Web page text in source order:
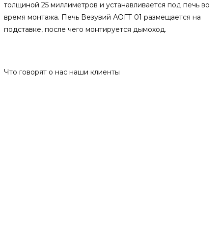
толщиной 25 миллиметров и устанавливается под печь во
время монтажа. Печь Везувий АОГТ 01 размещается на
подставке, после чего монтируется дымоход.
Что говорят о нас наши клиенты